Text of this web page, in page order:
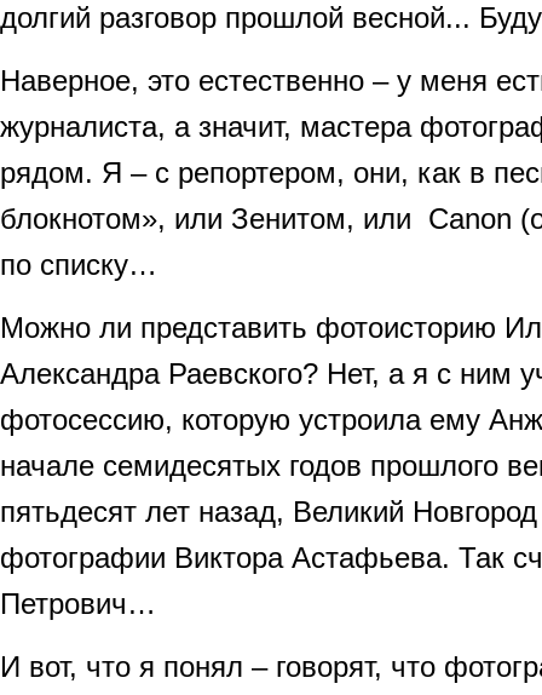
долгий разговор прошлой весной...
Наверное, это естественно – у меня
журналиста, а значит, мастера
рядом. Я – с репортером, они, как в
блокнотом», или Зенитом, или Canon
по списку…
Можно ли представить фотоисторию
Александра Раевского? Нет, а я с ним
фотосессию, которую устроила ему
начале семидесятых годов прошлого
пятьдесят лет назад, Великий
фотографии Виктора Астафьева. Так
Петрович…
И вот, что я понял – говорят, что